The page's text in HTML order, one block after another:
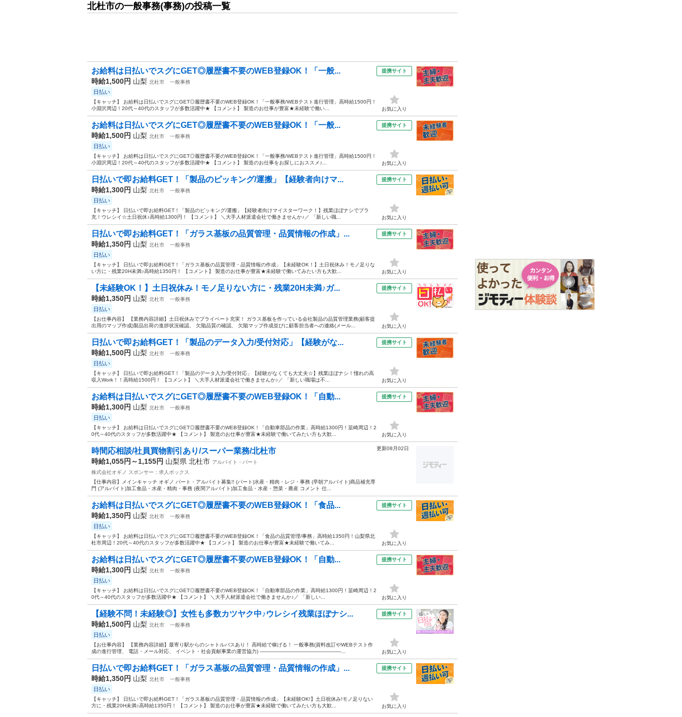
北杜市の一般事務(事務)の投稿一覧
お給料は日払いでスグにGET◎履歴書不要のWEB登録OK！「一般...
時給1,500円 山梨 北杜市 一般事務
日払い
【キャッチ】 お給料は日払いでスグにGET◎履歴書不要のWEB登録OK！「一般事務/WEBテスト進行管理」高時給1500円！
小淵沢周辺！20代～40代のスタッフが多数活躍中★ 【コメント】 製造のお仕事が豊富★未経験で働い...
提携サイト
お気に入り
お給料は日払いでスグにGET◎履歴書不要のWEB登録OK！「一般...
時給1,500円 山梨 北杜市 一般事務
日払い
【キャッチ】 お給料は日払いでスグにGET◎履歴書不要のWEB登録OK！「一般事務/WEBテスト進行管理」高時給1500円！
小淵沢周辺！20代～40代のスタッフが多数活躍中★ 【コメント】 製造のお仕事をお探しにおススメ♪...
提携サイト
お気に入り
日払いで即お給料GET！「製品のピッキング/運搬」【経験者向けマ...
時給1,300円 山梨 北杜市 一般事務
日払い
【キャッチ】 日払いで即お給料GET！「製品のピッキング/運搬」【経験者向けマイスターワーク！】残業ほぼナシでプラ
充！ウレシイ☆土日祝休♪高時給1300円！ 【コメント】 ＼大手人材派遣会社で働きませんか♪／ 「新しい職...
提携サイト
お気に入り
日払いで即お給料GET！「ガラス基板の品質管理・品質情報の作成」...
時給1,350円 山梨 北杜市 一般事務
日払い
【キャッチ】 日払いで即お給料GET！「ガラス基板の品質管理・品質情報の作成」【未経験OK！】土日祝休み！モノ足りな
い方に・残業20H未満♪高時給1350円！ 【コメント】 製造のお仕事が豊富★未経験で働いてみたい方も大歓...
提携サイト
お気に入り
【未経験OK！】土日祝休み！モノ足りない方に・残業20H未満♪ガ...
時給1,350円 山梨 北杜市 一般事務
日払い
【お仕事内容】 【業務内容詳細】土日祝休みでプライベート充実！ ガラス基板を作っている会社製品の品質管理業務(顧客提
出用のマップ作成)製品出荷の進捗状況確認、 欠陥品質の確認、 欠陥マップ作成並びに顧客担当者への連絡(メール...
提携サイト
お気に入り
日払いで即お給料GET！「製品のデータ入力/受付対応」【経験がな...
時給1,500円 山梨 北杜市 一般事務
日払い
【キャッチ】 日払いで即お給料GET！「製品のデータ入力/受付対応」【経験がなくても大丈夫☆】残業ほぼナシ！憧れの高
収入Work！！高時給1500円！ 【コメント】 ＼大手人材派遣会社で働きませんか♪／ 「新しい職場は不...
提携サイト
お気に入り
お給料は日払いでスグにGET◎履歴書不要のWEB登録OK！「自動...
時給1,300円 山梨 北杜市 一般事務
日払い
【キャッチ】 お給料は日払いでスグにGET◎履歴書不要のWEB登録OK！「自動車部品の作業」高時給1300円！韮崎周辺！2
0代～40代のスタッフが多数活躍中★ 【コメント】 製造のお仕事が豊富★未経験で働いてみたい方も大歓...
提携サイト
お気に入り
時間応相談/社員買物割引あり/スーパー業務/北杜市
時給1,055円～1,155円 山梨県 北杜市 アルバイト・パート
株式会社オギノ スポンサー：求人ボックス
【仕事内容】メインキャッチ オギノ パート・アルバイト募集!! (パート)水産・精肉・レジ・事務 (早朝アルバイト)商品補充専
門 (アルバイト)加工食品・水産・精肉・事務 (夜間アルバイト)加工食品・水産・惣菜・農産 コメント 仕...
更新08月02日
お給料は日払いでスグにGET◎履歴書不要のWEB登録OK！「食品...
時給1,350円 山梨 北杜市 一般事務
日払い
【キャッチ】 お給料は日払いでスグにGET◎履歴書不要のWEB登録OK！「食品の品質管理/事務」高時給1350円！山梨県北
杜市周辺！20代～40代のスタッフが多数活躍中★ 【コメント】 製造のお仕事が豊富★未経験で働いてみ...
提携サイト
お気に入り
お給料は日払いでスグにGET◎履歴書不要のWEB登録OK！「自動...
時給1,300円 山梨 北杜市 一般事務
日払い
【キャッチ】 お給料は日払いでスグにGET◎履歴書不要のWEB登録OK！「自動車部品の作業」高時給1300円！韮崎周辺！2
0代～40代のスタッフが多数活躍中★ 【コメント】 ＼大手人材派遣会社で働きませんか♪／ 「新しい...
提携サイト
お気に入り
【経験不問！未経験◎】女性も多数カツヤク中♪ウレシイ残業ほぼナシ...
時給1,500円 山梨 北杜市 一般事務
日払い
【お仕事内容】 【業務内容詳細】最寄り駅からのシャトルバスあり！ 高時給で稼げる！ 一般事務(資料改訂やWEBテスト作
成の進行管理、 電話・メール対応、 イベント・社会貢献事業の運営協力) ――――――――――――――――...
提携サイト
お気に入り
日払いで即お給料GET！「ガラス基板の品質管理・品質情報の作成」...
時給1,350円 山梨 北杜市 一般事務
日払い
【キャッチ】 日払いで即お給料GET！「ガラス基板の品質管理・品質情報の作成」【未経験OK!】土日祝休み!モノ足りない
方に・残業20H未満♪高時給1350円！ 【コメント】 製造のお仕事が豊富★未経験で働いてみたい方も大歓...
提携サイト
お気に入り